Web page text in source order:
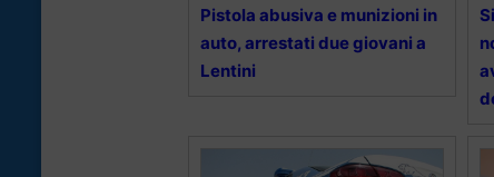
Pistola abusiva e munizioni in
auto, arrestati due giovani a
Lentini